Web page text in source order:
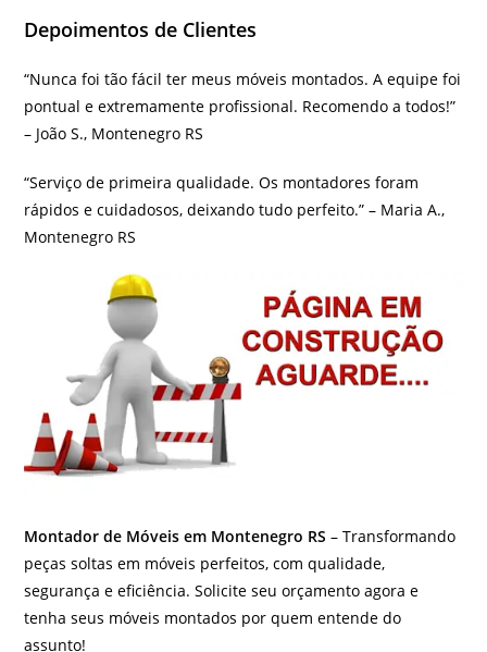
Depoimentos de Clientes
“Nunca foi tão fácil ter meus móveis montados. A equipe foi
pontual e extremamente profissional. Recomendo a todos!”
– João S., Montenegro RS
“Serviço de primeira qualidade. Os montadores foram
rápidos e cuidadosos, deixando tudo perfeito.” – Maria A.,
Montenegro RS
Montador de Móveis em Montenegro RS – Transformando
peças soltas em móveis perfeitos, com qualidade,
segurança e eficiência. Solicite seu orçamento agora e
tenha seus móveis montados por quem entende do
assunto!